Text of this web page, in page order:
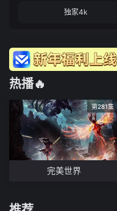
独家4k
热播🔥
第281集
完美世界